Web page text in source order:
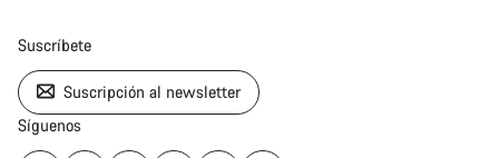
Suscríbete
Suscripción al newsletter
Síguenos